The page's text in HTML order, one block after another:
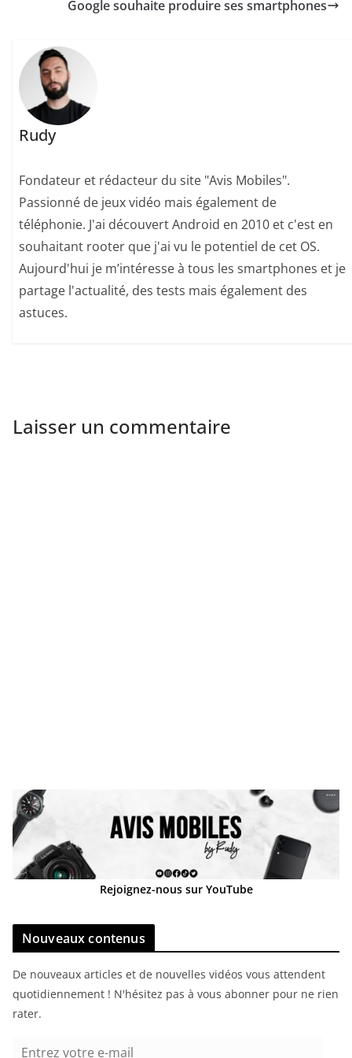
Google souhaite produire ses smartphones
Rudy
Fondateur et rédacteur du site "Avis Mobiles".
Passionné de jeux vidéo mais également de
téléphonie. J'ai découvert Android en 2010 et c'est en
souhaitant rooter que j'ai vu le potentiel de cet OS.
Aujourd'hui je m’intéresse à tous les smartphones et je
partage l'actualité, des tests mais également des
astuces.
Laisser un commentaire
Rejoignez-nous sur YouTube
Nouveaux contenus
De nouveaux articles et de nouvelles vidéos vous attendent
quotidiennement ! N'hésitez pas à vous abonner pour ne rien
rater.